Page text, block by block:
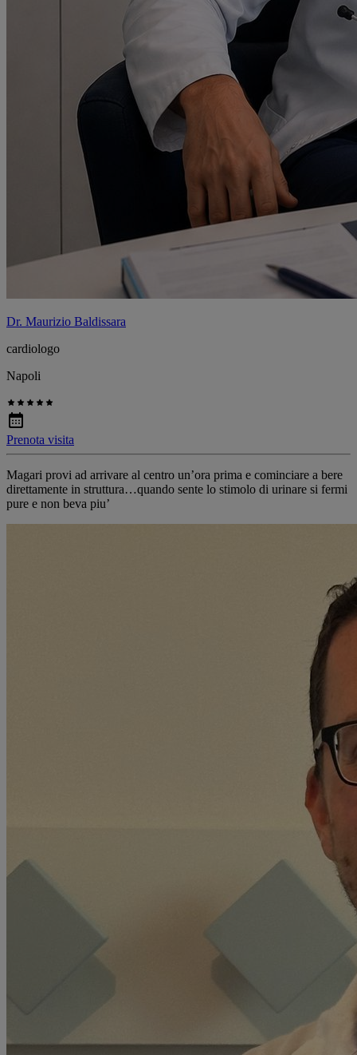
Dr. Maurizio Baldissara
cardiologo
Napoli
Prenota visita
Magari provi ad arrivare al centro un’ora prima e cominciare a bere
direttamente in struttura…quando sente lo stimolo di urinare si fermi
pure e non beva piu’